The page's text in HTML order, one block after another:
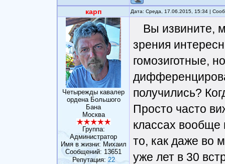
карп Дата: Среда, 17.06.2015, 15:34 |
Четырежды кавалер
ордена Большого
Бана
Москва
Группа:
Администратор
Имя в жизни: Михаил
Сообщений: 13651
Репутация: 22
Вы извините,
зрения
гомозиготные,
получились?
Просто часто
классах вообще
то, как даже во
уже лет в 30